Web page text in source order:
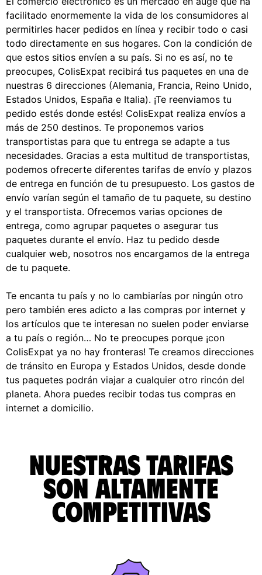
facilitado enormemente la vida de los consumidores al
permitirles hacer pedidos en línea y recibir todo o casi
todo directamente en sus hogares. Con la condición de
que estos sitios envíen a su país. Si no es así, no te
preocupes, ColisExpat recibirá tus paquetes en una de
nuestras 6 direcciones (Alemania, Francia, Reino Unido,
Estados Unidos, España e Italia). ¡Te reenviamos tu
pedido estés donde estés! ColisExpat realiza envíos a
más de 250 destinos. Te proponemos varios
transportistas para que tu entrega se adapte a tus
necesidades. Gracias a esta multitud de transportistas,
podemos ofrecerte diferentes tarifas de envío y plazos
de entrega en función de tu presupuesto. Los gastos de
envío varían según el tamaño de tu paquete, su destino
y el transportista. Ofrecemos varias opciones de
entrega, como agrupar paquetes o asegurar tus
paquetes durante el envío. Haz tu pedido desde
cualquier web, nosotros nos encargamos de la entrega
de tu paquete.
Te encanta tu país y no lo cambiarías por ningún otro
pero también eres adicto a las compras por internet y
los artículos que te interesan no suelen poder enviarse
a tu país o región… No te preocupes porque ¡con
ColisExpat ya no hay fronteras! Te creamos direcciones
de tránsito en Europa y Estados Unidos, desde donde
tus paquetes podrán viajar a cualquier otro rincón del
planeta. Ahora puedes recibir todas tus compras en
internet a domicilio.
Nuestras tarifas
son altamente
competitivas